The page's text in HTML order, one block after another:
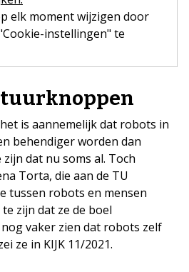
elk moment wijzigen door
instellingen" te
is aannemelijk dat robots in
behendiger worden dan
dat nu soms al. Toch
Torta, die aan de TU
tussen robots en mensen
zijn dat ze de boel
vaker zien dat robots zelf
ze in KIJK 11/2021.